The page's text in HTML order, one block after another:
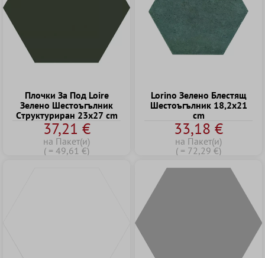
Плочки За Под Loire
Зелено Шестоъгълник
Cтруктуриран 23x27 cm
37,21 €
на Пакет(и)
( = 49,61 €)
Lorino Зелено Блестящ
Шестоъгълник 18,2x21
cm
33,18 €
на Пакет(и)
( = 72,29 €)